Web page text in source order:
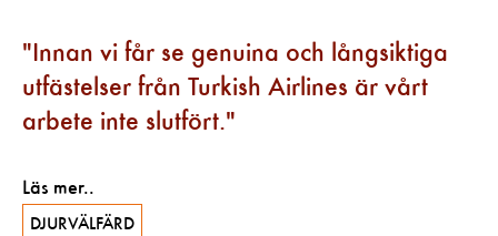
Innan vi får se genuina och långsiktiga
utfästelser från Turkish Airlines är vårt
arbete inte slutfört.
Läs mer..
DJURVÄLFÄRD